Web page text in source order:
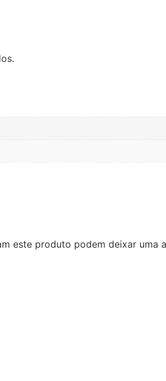
este produto podem deixar uma